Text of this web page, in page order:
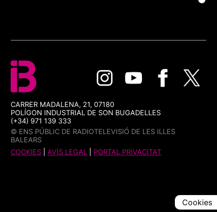
CARRER MADALENA, 21, 07180
POLÍGON INDUSTRIAL DE SON BUGADELLES
(+34) 971 139 333
© ENS PÚBLIC DE RADIOTELEVISIÓ DE LES ILLES
BALEARS
COOKIES |AVÍS LEGAL PORTAL PRIVACITAT
Cookies